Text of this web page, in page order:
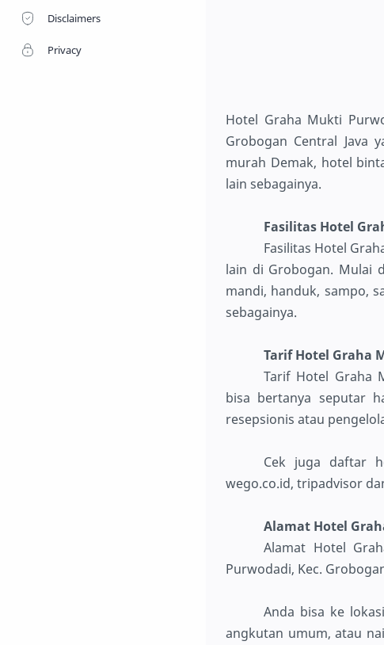
Disclaimers
Privacy
Hotel Graha Mukti
Grobogan Central Java
murah Demak, hotel
lain sebagainya.
Fasilitas Hotel
Fasilitas Hotel
lain di Grobogan. Mulai
mandi, handuk, sampo,
sebagainya.
Tarif Hotel Graha
Tarif Hotel Graha
bisa bertanya seputar
resepsionis atau
Cek juga daftar
wego.co.id, tripadvisor
Alamat Hotel
Alamat Hotel
Purwodadi, Kec.
Anda bisa ke
angkutan umum, atau